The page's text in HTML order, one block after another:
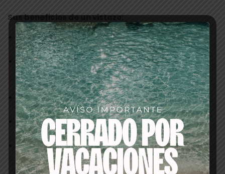
Sus beneficios de un vistazo:
Armonía perfecta:esmalte en gel para un
resultado absolutamente armonioso.
Fácil aplicación:Su textura suave se desliza sin
esfuerzo sobre la uña y permite una aplicación
precisa.
Cobertura intensa:Una sola capa es suficiente
para obtener un color intenso y uniforme.
Larga duración:Disfruta de semanas de brillo y
color con el esmalte en gel Perfect Match
Acabado de alto brillo:El esmalte le da a tus uñas
un irresistible aspecto de gel con un brillo
espectacular.